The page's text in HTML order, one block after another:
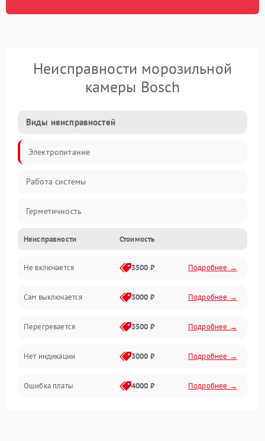
Неисправности морозильной
камеры Bosch
Виды неисправностей
Электропитание
Работа системы
Герметичность
Механика
Неисправности Стоимость
Не включается 3500 ₽ Подробнее →
Сам выключается 3000 ₽ Подробнее →
Перегревается 3500 ₽ Подробнее →
Нет индикации 3000 ₽ Подробнее →
Ошибка платы 4000 ₽ Подробнее →